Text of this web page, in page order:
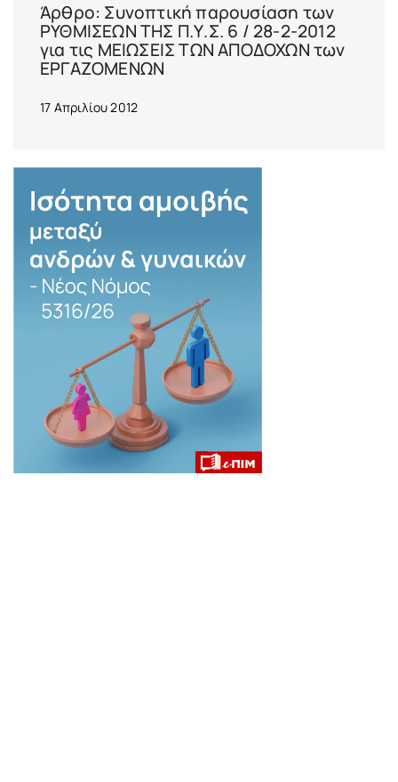
Άρθρο: Συνοπτική παρουσίαση των
ΡΥΘΜΙΣΕΩΝ ΤΗΣ Π.Υ.Σ. 6 / 28-2-2012
για τις ΜΕΙΩΣΕΙΣ ΤΩΝ ΑΠΟΔΟΧΩΝ των
ΕΡΓΑΖΟΜΕΝΩΝ
17 Απριλίου 2012